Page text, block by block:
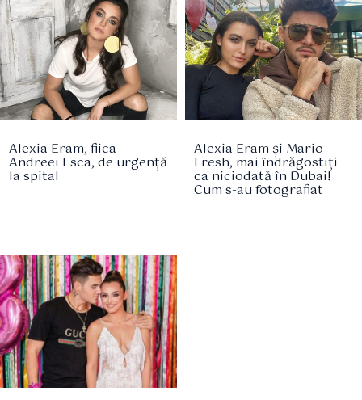
Alexia Eram, fiica
Andreei Esca, de urgență
la spital
Alexia Eram și Mario
Fresh, mai îndrăgostiți
ca niciodată în Dubai!
Cum s-au fotografiat